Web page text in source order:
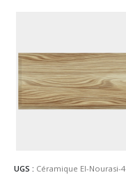
UGS : Céramique El-Nourasi-4